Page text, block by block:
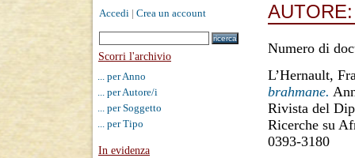
Accedi Crea un account
Scorri l'archivio
... per Anno
... per Autore/i
... per Soggetto
... per Tipo
In evidenza
Numero di
L’Hernault,
brahmane.
Rivista del
Ricerche su
0393-3180